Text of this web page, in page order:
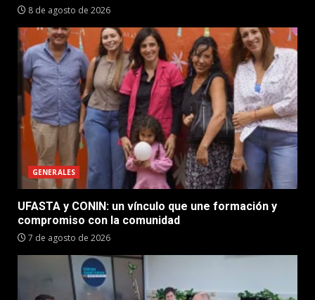
8 de agosto de 2026
GENERALES
UFASTA y CONIN: un vínculo que une formación y
compromiso con la comunidad
7 de agosto de 2026